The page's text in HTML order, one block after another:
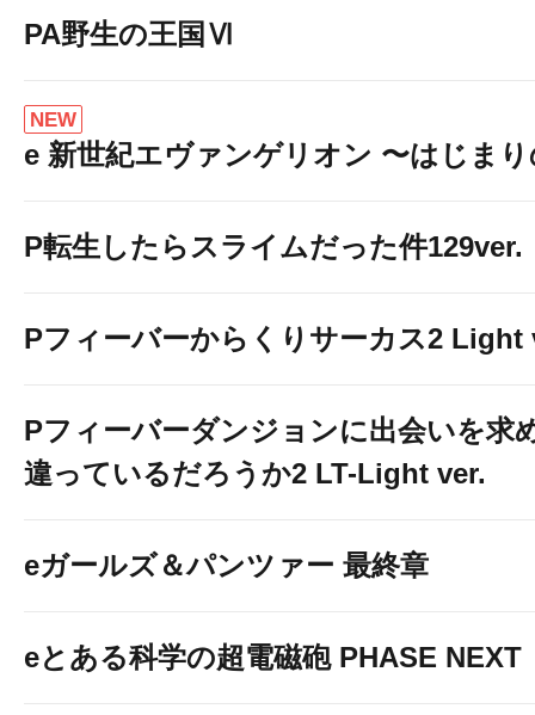
PA野生の王国Ⅵ
NEW
e 新世紀エヴァンゲリオン 〜はじま
P転生したらスライムだった件129ver.
Pフィーバーからくりサーカス2 Light
Pフィーバーダンジョンに出会いを求
違っているだろうか2 LT-Light ver.
eガールズ＆パンツァー 最終章
eとある科学の超電磁砲 PHASE NEXT